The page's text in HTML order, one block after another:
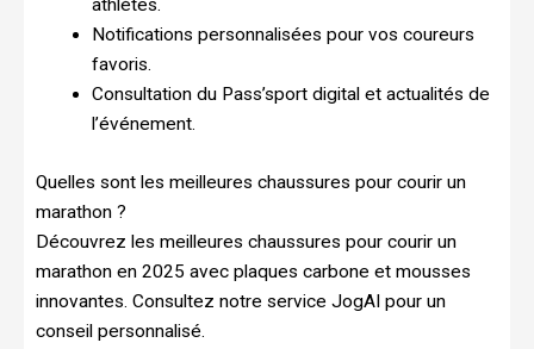
athlètes.
Notifications personnalisées pour vos coureurs
favoris.
Consultation du Pass’sport digital et actualités de
l’événement.
Quelles sont les meilleures chaussures pour courir un
marathon ?
Découvrez les meilleures chaussures pour courir un
marathon en 2025 avec plaques carbone et mousses
innovantes. Consultez notre service JogAI pour un
conseil personnalisé.